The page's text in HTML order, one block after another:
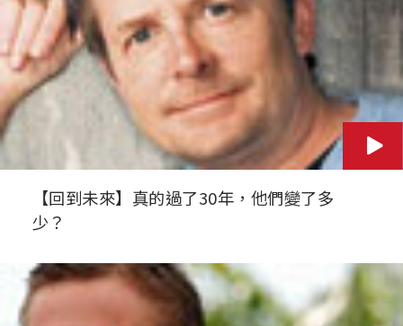
【回到未來】真的過了30年，他們變了多
少？